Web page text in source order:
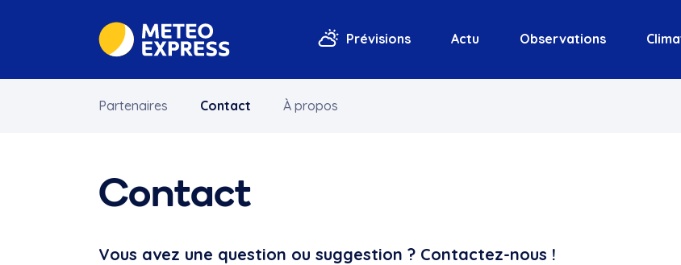
Prévisions Actu Observations
Partenaires Contact À propos
Contact
Vous avez une question ou suggestion ? Contactez-nous !